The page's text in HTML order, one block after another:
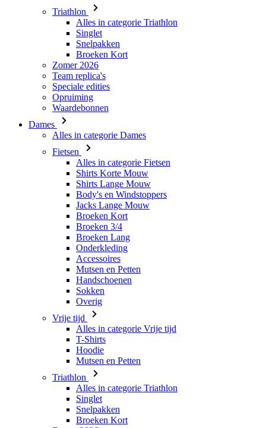
Broeken Kort
Zomer 2026
Team replica's
Speciale edities
Opruiming
Waardebonnen
Dames
Alles in categorie Dames
Fietsen
Alles in categorie Fietsen
Shirts Lange Mouw
Body's en Windstoppers
Jacks Lange Mouw
Broeken Kort
Broeken 3/4
Broeken Lang
Onderkleding
Accessoires
Mutsen en Petten
Handschoenen
Sokken
Overig
Vrije tijd
Alles in categorie Vrije tijd
T-Shirts
Hoodie
Mutsen en Petten
Triathlon
Alles in categorie Triathlon
Singlet
Snelpakken
Broeken Kort
Zomer 2026
Team replica's
Speciale edities
Opruiming
Waardebonnen